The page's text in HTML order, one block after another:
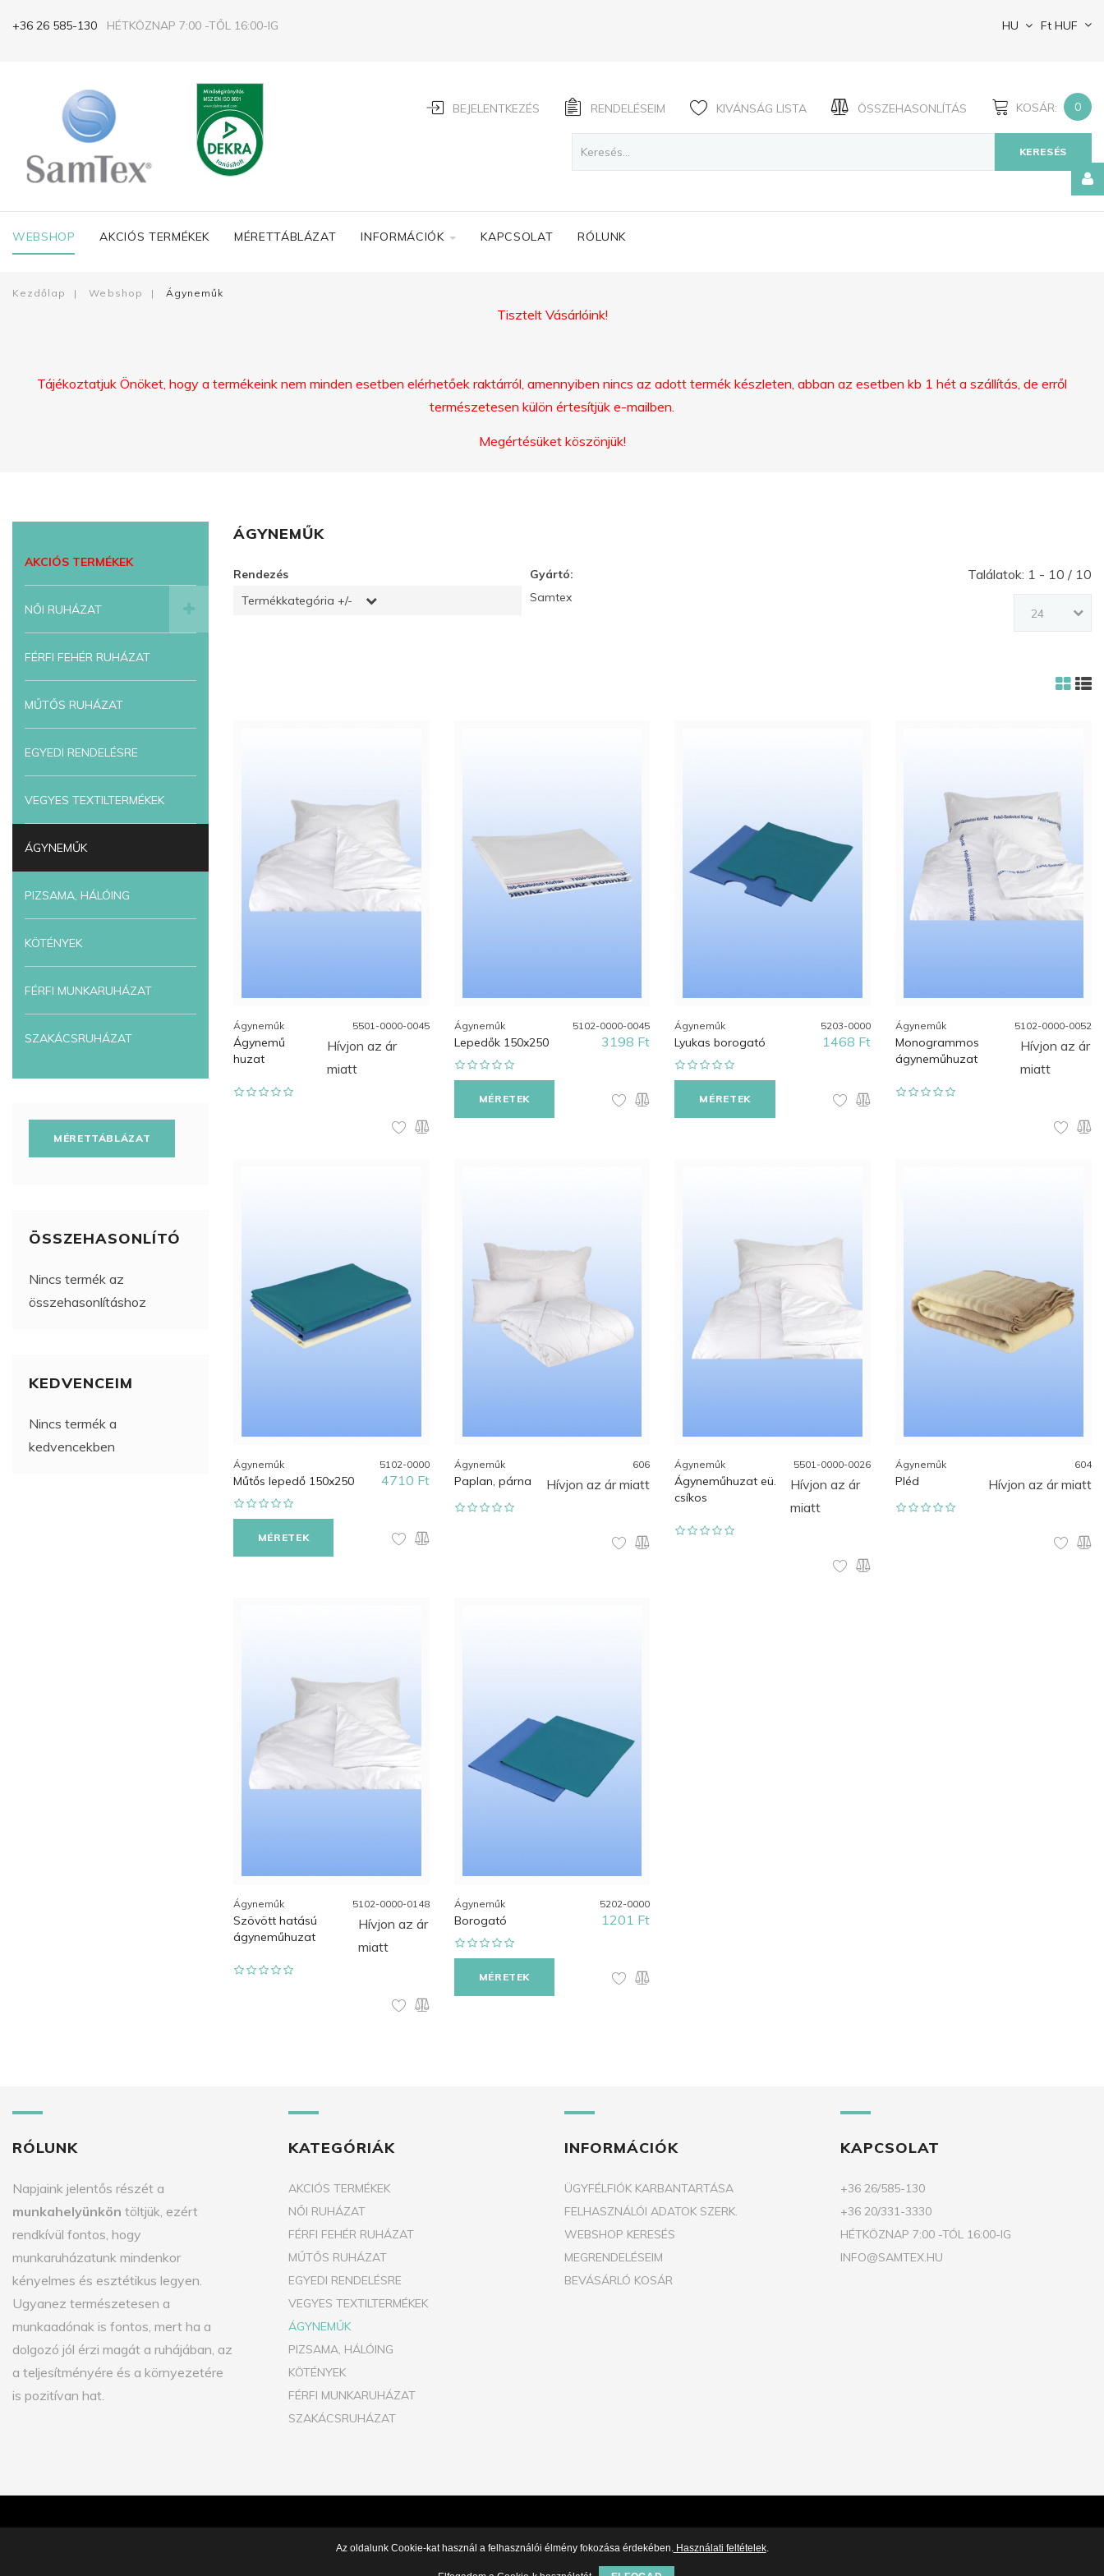
+36 26 585-130 HÉTKÖZNAP 7:00 -TŐL 16:00-IG Ft HUF
HU
KOSÁR: 0
BEJELENTKEZÉS RENDELÉSEIM KIVÁNSÁG LISTA ÖSSZEHASONLÍTÁS
KERESÉS
WEBSHOP AKCIÓS TERMÉKEK MÉRETTÁBLÁZAT INFORMÁCIÓK KAPCSOLAT RÓLUNK
Kezdőlap | Webshop | Ágyneműk
Tisztelt Vásárlóink!
Tájékoztatjuk Önöket, hogy a termékeink nem minden esetben elérhetőek raktárról, amennyiben nincs az adott termék készleten, abban az esetben kb 1 hét a szállítás, de erről
természetesen külön értesítjük e-mailben.
Megértésüket köszönjük!
AKCIÓS TERMÉKEK
NŐI RUHÁZAT
FÉRFI FEHÉR RUHÁZAT
MŰTŐS RUHÁZAT
EGYEDI RENDELÉSRE
VEGYES TEXTILTERMÉKEK
ÁGYNEMŰK
PIZSAMA, HÁLÓING
KÖTÉNYEK
FÉRFI MUNKARUHÁZAT
SZAKÁCSRUHÁZAT
MÉRETTÁBLÁZAT
ÖSSZEHASONLÍTÓ
Nincs termék az
összehasonlításhoz
KEDVENCEIM
Nincs termék a
kedvencekben
ÁGYNEMŰK
Rendezés
Termékkategória +/-
Gyártó:
Samtex
Találatok: 1 - 10 / 10
24
Ágyneműk 5501-0000-0045
Ágynemű
huzat
Hívjon az ár
miatt
Ágyneműk 5102-0000-0045
Lepedők 150x250 3198 Ft
MÉRETEK
Ágyneműk 5203-0000
Lyukas borogató 1468 Ft
MÉRETEK
Ágyneműk 5102-0000-0052
Monogrammos
ágyneműhuzat
Hívjon az ár
miatt
Ágyneműk 5102-0000
Műtős lepedő 150x250 4710 Ft
MÉRETEK
Ágyneműk 606
Paplan, párna Hívjon az ár miatt
Ágyneműk 5501-0000-0026
Ágyneműhuzat eü.
csíkos
Hívjon az ár
miatt
Ágyneműk 604
Pléd Hívjon az ár miatt
Ágyneműk 5102-0000-0148
Szövött hatású
ágyneműhuzat
Hívjon az ár
miatt
Ágyneműk 5202-0000
Borogató 1201 Ft
MÉRETEK
RÓLUNK
Napjaink jelentős részét a
munkahelyünkön töltjük, ezért
rendkívül fontos, hogy
munkaruházatunk mindenkor
kényelmes és esztétikus legyen.
Ugyanez természetesen a
munkaadónak is fontos, mert ha a
dolgozó jól érzi magát a ruhájában, az
a teljesítményére és a környezetére
is pozitívan hat.
KATEGÓRIÁK
AKCIÓS TERMÉKEK
NŐI RUHÁZAT
FÉRFI FEHÉR RUHÁZAT
MŰTŐS RUHÁZAT
EGYEDI RENDELÉSRE
VEGYES TEXTILTERMÉKEK
ÁGYNEMŰK
PIZSAMA, HÁLÓING
KÖTÉNYEK
FÉRFI MUNKARUHÁZAT
SZAKÁCSRUHÁZAT
INFORMÁCIÓK
ÜGYFÉLFIÓK KARBANTARTÁSA
FELHASZNÁLÓI ADATOK SZERK.
WEBSHOP KERESÉS
MEGRENDELÉSEIM
BEVÁSÁRLÓ KOSÁR
KAPCSOLAT
+36 26/585-130
+36 20/331-3330
HÉTKÖZNAP 7:00 -TÓL 16:00-IG
INFO@SAMTEX.HU
Az oldalunk Cookie-kat használ a felhasználói élmény fokozása érdekében.Használati feltételek.